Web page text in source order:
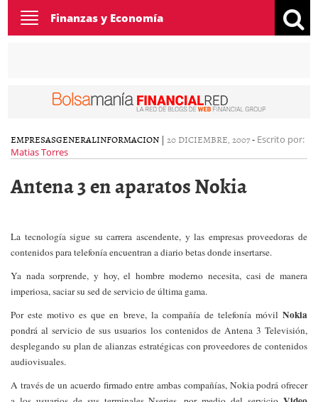
Toggle
navigation
Finanzas y Economía
EMPRESASGENERALINFORMACION | 20 DICIEMBRE, 2007- Escrito por:
Matias Torres
Antena 3 en aparatos Nokia
La tecnología sigue su carrera ascendente, y las empresas proveedoras de
contenidos para telefonía encuentran a diario betas donde insertarse.
Ya nada sorprende, y hoy, el hombre moderno necesita, casi de manera
imperiosa, saciar su sed de servicio de última gama.
Por este motivo es que en breve, la compañía de telefonía móvil Nokia
pondrá al servicio de sus usuarios los contenidos de Antena 3 Televisión,
desplegando su plan de alianzas estratégicas con proveedores de contenidos
audiovisuales.
A través de un acuerdo firmado entre ambas compañías, Nokia podrá ofrecer